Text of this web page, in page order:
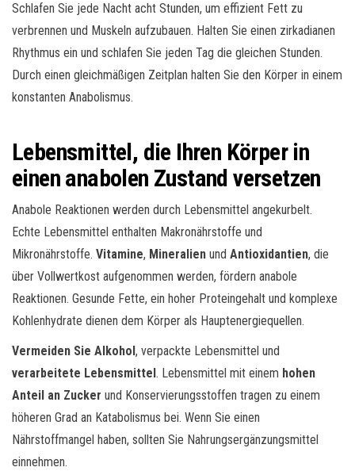
Schlafen Sie jede Nacht acht Stunden, um effizient Fett zu
verbrennen und Muskeln aufzubauen. Halten Sie einen zirkadianen
Rhythmus ein und schlafen Sie jeden Tag die gleichen Stunden.
Durch einen gleichmäßigen Zeitplan halten Sie den Körper in einem
konstanten Anabolismus.
Lebensmittel, die Ihren Körper in
einen anabolen Zustand versetzen
Anabole Reaktionen werden durch Lebensmittel angekurbelt.
Echte Lebensmittel enthalten Makronährstoffe und
Mikronährstoffe. Vitamine, Mineralien und Antioxidantien, die
über Vollwertkost aufgenommen werden, fördern anabole
Reaktionen. Gesunde Fette, ein hoher Proteingehalt und komplexe
Kohlenhydrate dienen dem Körper als Hauptenergiequellen.
Vermeiden Sie Alkohol , verpackte Lebensmittel und
verarbeitete Lebensmittel . Lebensmittel mit einem hohen
Anteil an Zucker und Konservierungsstoffen tragen zu einem
höheren Grad an Katabolismus bei. Wenn Sie einen
Nährstoffmangel haben, sollten Sie Nahrungsergänzungsmittel
einnehmen.